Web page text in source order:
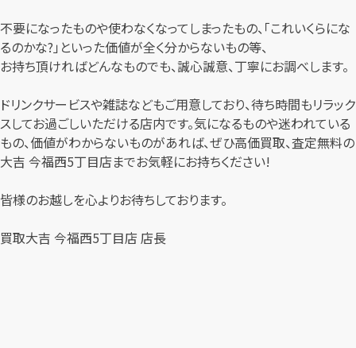
不要になったものや使わなくなってしまったもの、「これいくらにな
るのかな?」といった価値が全く分からないもの等、
お持ち頂ければどんなものでも、誠心誠意、丁寧にお調べします。
ドリンクサービスや雑誌などもご用意しており、待ち時間もリラック
スしてお過ごしいただける店内です。気になるものや迷われている
もの、価値がわからないものがあれば、ぜひ高価買取、査定無料の
大吉 今福西5丁目店までお気軽にお持ちください!
皆様のお越しを心よりお待ちしております。
買取大吉 今福西5丁目店 店長